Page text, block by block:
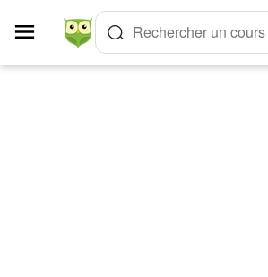
Rechercher un